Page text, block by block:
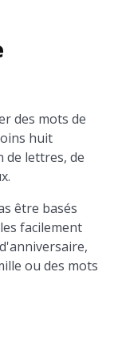
des mots de
huit
de lettres, de
être basés
facilement
ou des mots